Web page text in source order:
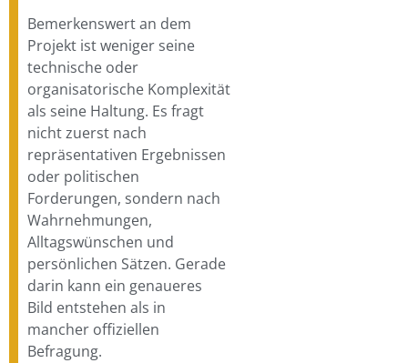
Bemerkenswert an dem
Projekt ist weniger seine
technische oder
organisatorische Komplexität
als seine Haltung. Es fragt
nicht zuerst nach
repräsentativen Ergebnissen
oder politischen
Forderungen, sondern nach
Wahrnehmungen,
Alltagswünschen und
persönlichen Sätzen. Gerade
darin kann ein genaueres
Bild entstehen als in
mancher offiziellen
Befragung.